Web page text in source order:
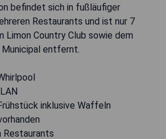
befindet sich in fußläufiger
Restaurants und ist nur 7
Limon Country Club sowie dem
Municipal entfernt.
inklusive Waffeln
Restaurants